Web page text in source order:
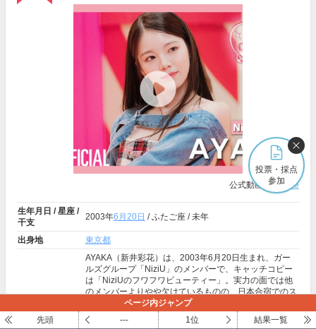
公式動画: Youtube
生年月日 / 星座 /
干支
2003年6月20日 / ふたご座 / 未年
出身地 東京都
AYAKA（新井彩花）は、2003年6月20日生まれ、ガー
ルズグループ「NiziU」のメンバーで、キャッチコピー
は「NiziUのフワフワビューティー」。実力の面では他
のメンバーよりやや欠けているものの、日本合宿でのス
ター性テストでは「少し変わったテニス講座」を披露
し、プロデューサーであるJ.Y.パーク氏の心を掴みキュ
ーブを獲得した。彼女にしかない不思議な魅力や誠実な
投票・採点
参加
ページ内ジャンプ
先頭
--- 1位 結果一覧